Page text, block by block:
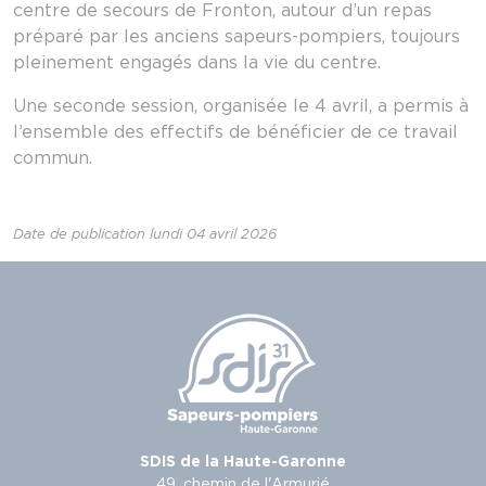
centre de secours de Fronton, autour d’un repas
préparé par les anciens sapeurs-pompiers, toujours
pleinement engagés dans la vie du centre.
Une seconde session, organisée le 4 avril, a permis à
l’ensemble des effectifs de bénéficier de ce travail
commun.
Date de publication lundi 04 avril 2026
SDIS de la Haute-Garonne